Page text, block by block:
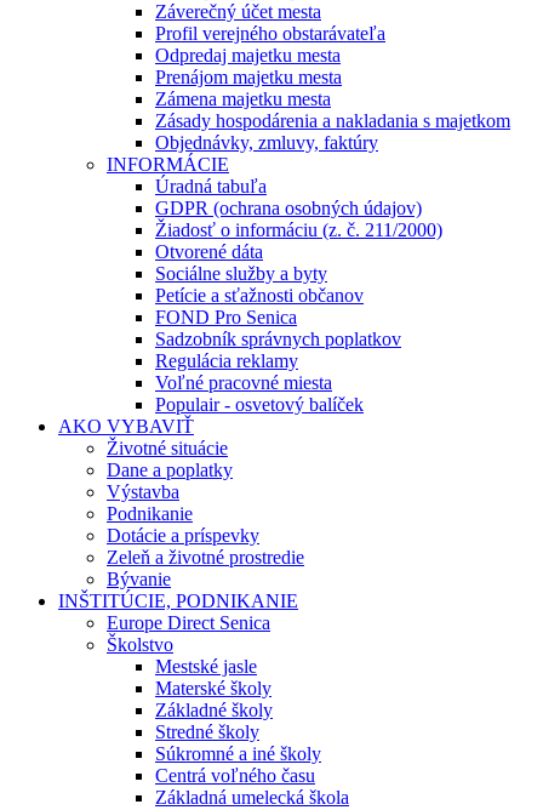
Záverečný účet mesta
Profil verejného obstarávateľa
Odpredaj majetku mesta
Prenájom majetku mesta
Zámena majetku mesta
Zásady hospodárenia a nakladania s majetkom
Objednávky, zmluvy, faktúry
INFORMÁCIE
Úradná tabuľa
GDPR (ochrana osobných údajov)
Žiadosť o informáciu (z. č. 211/2000)
Otvorené dáta
Sociálne služby a byty
Petície a sťažnosti občanov
FOND Pro Senica
Sadzobník správnych poplatkov
Regulácia reklamy
Voľné pracovné miesta
Populair - osvetový balíček
AKO VYBAVIŤ
Životné situácie
Dane a poplatky
Výstavba
Podnikanie
Dotácie a príspevky
Zeleň a životné prostredie
Bývanie
INŠTITÚCIE, PODNIKANIE
Europe Direct Senica
Školstvo
Mestské jasle
Materské školy
Základné školy
Stredné školy
Súkromné a iné školy
Centrá voľného času
Základná umelecká škola